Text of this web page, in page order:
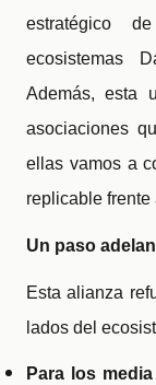
estratégico
ecosistemas
Además, esta
asociaciones
ellas vamos a
replicable frente
Un paso
Esta alianza
lados del
Para los